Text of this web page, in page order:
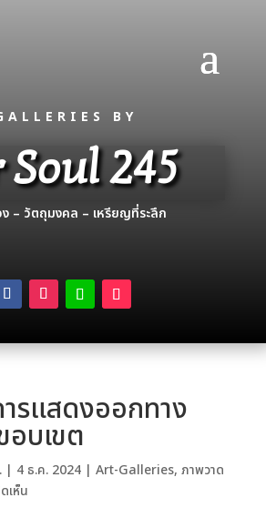
BY
245
ง – วัตถุมงคล – เหรียญที่ระลึก
รแสดงออกทาง
อบเขต
| 4 ธ.ค. 2024| Art-Galleries, ภาพวาด
เห็น